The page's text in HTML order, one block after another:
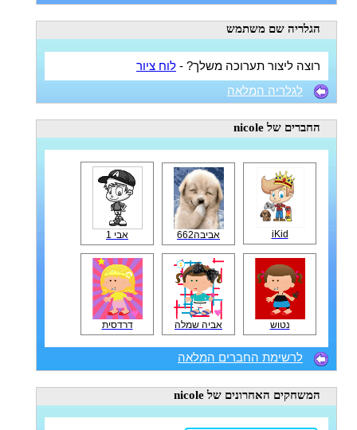
הגלריה שם משתמש
רוצה ליצור תערוכה משלך? - לוח ציור
לגלריה המלאה
החברים של nicole
iKid אביבה662 אבי 1
נטוש אביה שמלה דרדסית
לרשימת החברים המלאה
המשחקים האחרונים של nicole